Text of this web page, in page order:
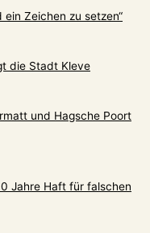
Zeichen zu setzen“
die Stadt Kleve
und Hagsche Poort
Jahre Haft für falschen